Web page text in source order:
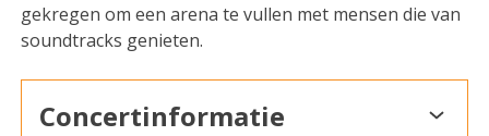
gekregen om een arena te vullen met mensen die van
soundtracks genieten.
Concertinformatie